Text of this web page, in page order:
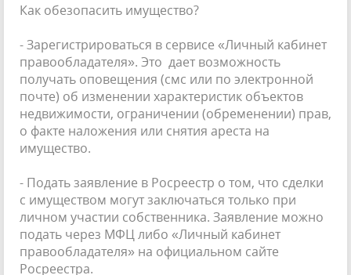
Как обезопасить имущество?
- Зарегистрироваться в сервисе «Личный кабинет
правообладателя». Это дает возможность
получать оповещения (смс или по электронной
почте) об изменении характеристик объектов
недвижимости, ограничении (обременении) прав,
о факте наложения или снятия ареста на
имущество.
- Подать заявление в Росреестр о том, что сделки
с имуществом могут заключаться только при
личном участии собственника. Заявление можно
подать через МФЦ либо «Личный кабинет
правообладателя» на официальном сайте
Росреестра.